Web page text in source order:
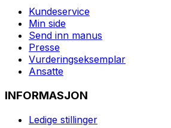
Kundeservice
Min side
Send inn manus
Presse
Vurderingseksemplar
Ansatte
INFORMASJON
Ledige stillinger